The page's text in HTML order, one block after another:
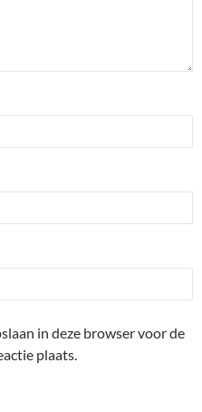
in deze browser voor de
plaats.